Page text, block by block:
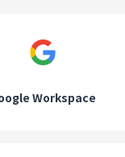
Workspace